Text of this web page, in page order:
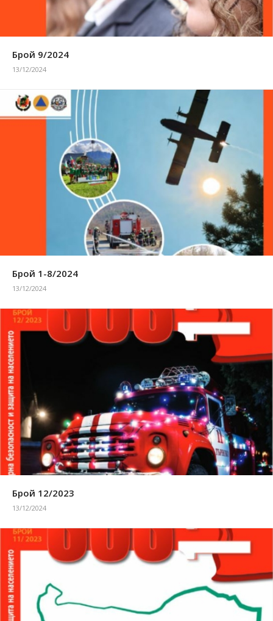
Брой 9/2024
13/12/2024
Брой 1-8/2024
13/12/2024
Брой 12/2023
13/12/2024